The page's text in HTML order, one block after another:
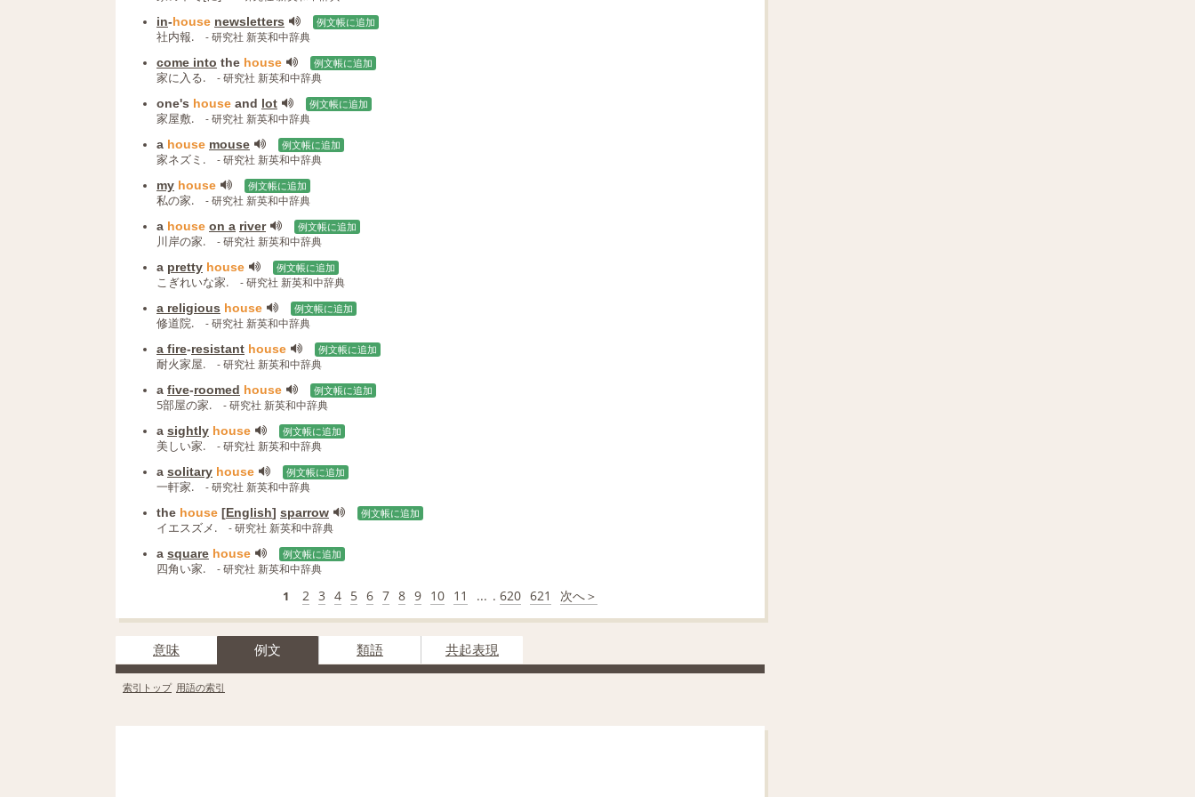
in‐house newsletters 例文帳に追加
社内報. - 研究社 新英和中辞典
come into the house 例文帳に追加
家に入る. - 研究社 新英和中辞典
one's house and lot 例文帳に追加
家屋敷. - 研究社 新英和中辞典
a house mouse 例文帳に追加
家ネズミ. - 研究社 新英和中辞典
my house 例文帳に追加
私の家. - 研究社 新英和中辞典
a house on a river 例文帳に追加
川岸の家. - 研究社 新英和中辞典
a pretty house 例文帳に追加
こぎれいな家. - 研究社 新英和中辞典
a religious house 例文帳に追加
修道院. - 研究社 新英和中辞典
a fire‐resistant house 例文帳に追加
耐火家屋. - 研究社 新英和中辞典
a five‐roomed house 例文帳に追加
5部屋の家. - 研究社 新英和中辞典
a sightly house 例文帳に追加
美しい家. - 研究社 新英和中辞典
a solitary house 例文帳に追加
一軒家. - 研究社 新英和中辞典
the house [English] sparrow 例文帳に追加
イエスズメ. - 研究社 新英和中辞典
a square house 例文帳に追加
四角い家. - 研究社 新英和中辞典
1 2 3 4 5 6 7 8 9 10 11 ... . 620 621 次へ＞
意味 例文 類語 共起表現
索引トップ 用語の索引